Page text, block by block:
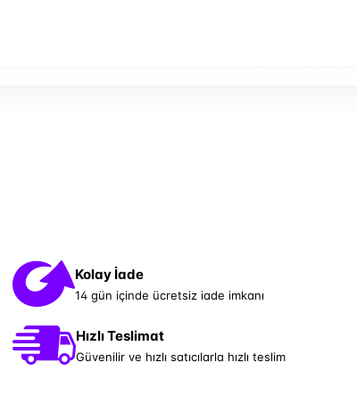
Kolay İade
14 gün içinde ücretsiz iade imkanı
Hızlı Teslimat
Güvenilir ve hızlı satıcılarla hızlı teslim